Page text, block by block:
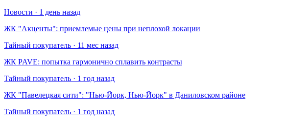
Новости · 1 день назад
​ЖК "Акценты": приемлемые цены при неплохой локации
Тайный покупатель · 11 мес назад
​ЖК PAVE: попытка гармонично сплавить контрасты
Тайный покупатель · 1 год назад
​ЖК "Павелецкая сити": "Нью-Йорк, Нью-Йорк" в Даниловском районе
Тайный покупатель · 1 год назад